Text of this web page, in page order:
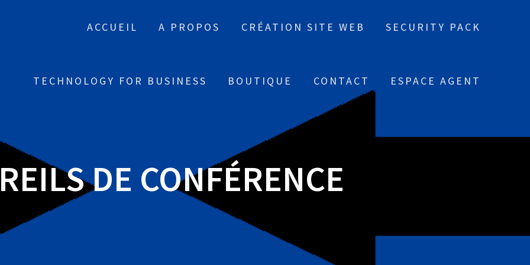
ACCUEIL A PROPOS CRÉATION SITE WEB SECURITY PACK
TECHNOLOGY FOR BUSINESS BOUTIQUE CONTACT ESPACE AGENT
DE CONFÉRENCE